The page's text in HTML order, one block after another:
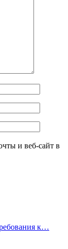
и веб-сайт в
к…